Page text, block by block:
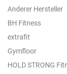
Anderer Hersteller
BH Fitness
extrafit
Gymfloor
HOLD STRONG